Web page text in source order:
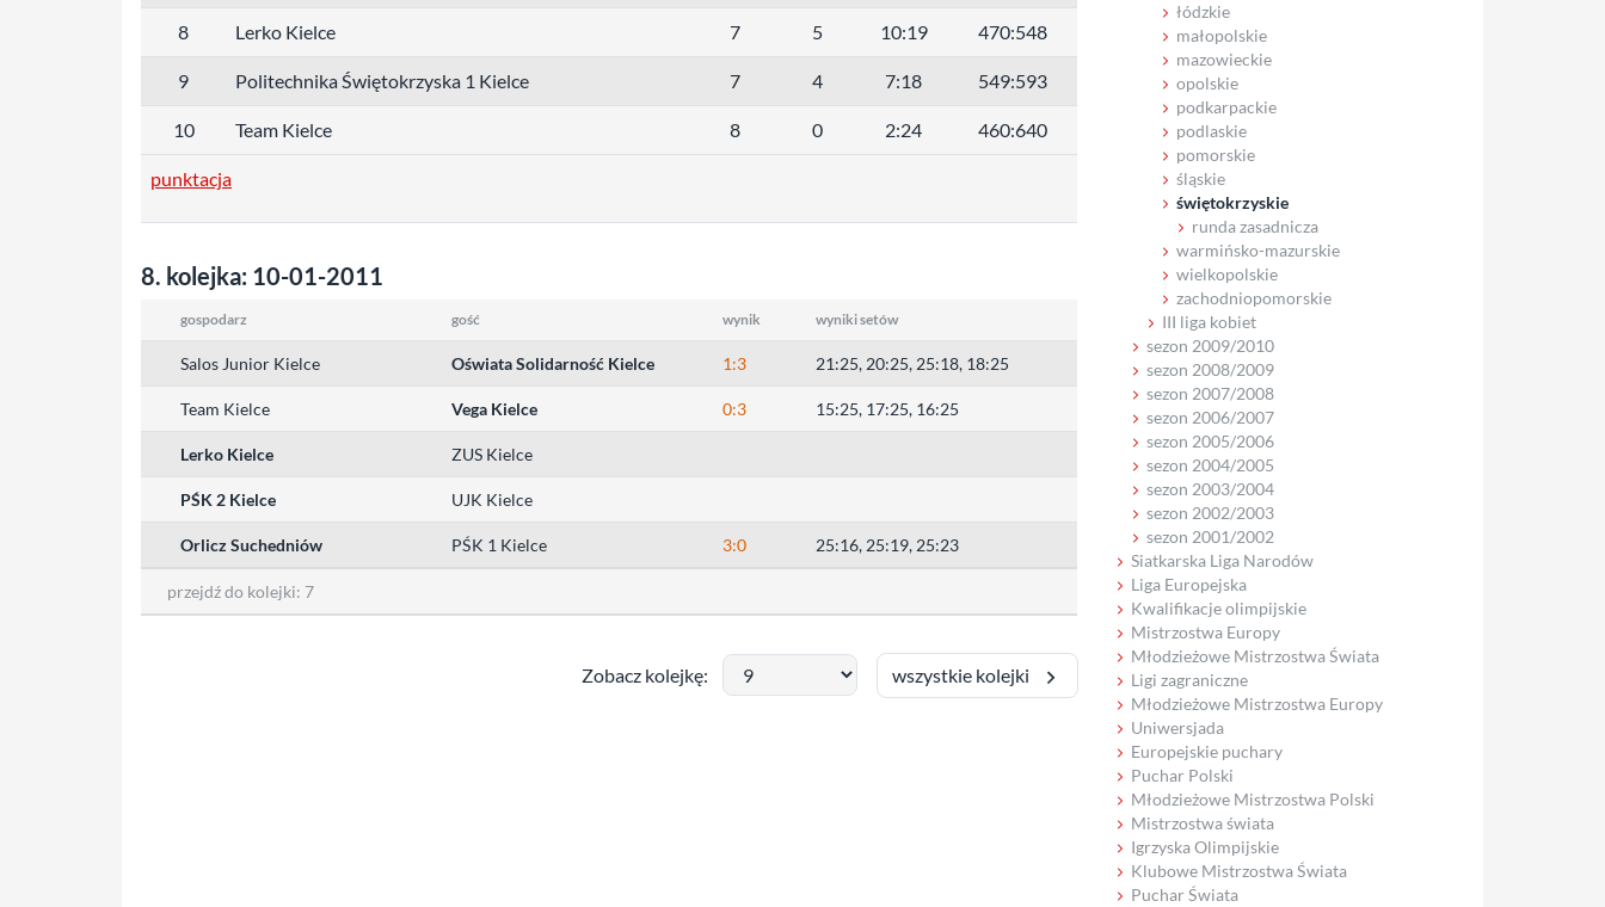
8 Lerko Kielce 7 5 10:19 470:548
9 Politechnika Świętokrzyska 1 Kielce 7 4 7:18 549:593
10 Team Kielce 8 0 2:24 460:640
punktacja
8. kolejka: 10-01-2011
gospodarz gość wynik wyniki setów
Salos Junior Kielce Oświata Solidarność Kielce 1:3 21:25, 20:25, 25:18, 18:25
Team Kielce Vega Kielce 0:3 15:25, 17:25, 16:25
Lerko Kielce ZUS Kielce
PŚK 2 Kielce UJK Kielce
Orlicz Suchedniów PŚK 1 Kielce 3:0 25:16, 25:19, 25:23
przejdź do kolejki: 7
Zobacz kolejkę: wszystkie kolejki
łódzkie
małopolskie
mazowieckie
opolskie
podkarpackie
podlaskie
pomorskie
śląskie
świętokrzyskie
runda zasadnicza
warmińsko-mazurskie
wielkopolskie
zachodniopomorskie
III liga kobiet
sezon 2009/2010
sezon 2008/2009
sezon 2007/2008
sezon 2006/2007
sezon 2005/2006
sezon 2004/2005
sezon 2003/2004
sezon 2002/2003
sezon 2001/2002
Siatkarska Liga Narodów
Liga Europejska
Kwalifikacje olimpijskie
Mistrzostwa Europy
Młodzieżowe Mistrzostwa Świata
Ligi zagraniczne
Młodzieżowe Mistrzostwa Europy
Uniwersjada
Europejskie puchary
Puchar Polski
Młodzieżowe Mistrzostwa Polski
Mistrzostwa świata
Igrzyska Olimpijskie
Klubowe Mistrzostwa Świata
Puchar Świata